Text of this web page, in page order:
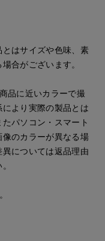
はサイズや色味、素
合がございます。
品に近いカラーで撮
より実際の製品とは
パソコン・スマート
のカラーが異なる場
については返品理由